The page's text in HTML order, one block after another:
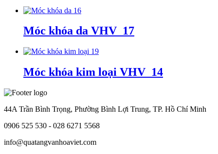
Móc khóa da VHV_17
Móc khóa kim loại VHV_14
44A Trần Bình Trọng, Phường Bình Lợi Trung, TP. Hồ Chí Minh
0906 525 530 - 028 6271 5568
info@quatangvanhoaviet.com